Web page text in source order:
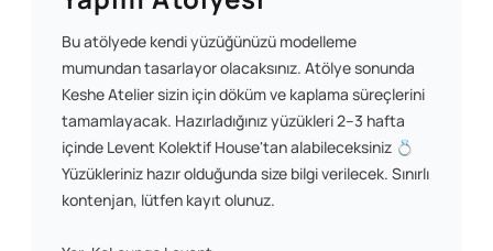
Bu atölyede kendi yüzüğünüzü modelleme
mumundan tasarlayor olacaksınız. Atölye sonunda
Keshe Atelier sizin için döküm ve kaplama süreçlerini
tamamlayacak. Hazırladığınız yüzükleri 2–3 hafta
içinde Levent Kolektif House'tan alabileceksiniz 💍
Yüzükleriniz hazır olduğunda size bilgi verilecek. Sınırlı
kontenjan, lütfen kayıt olunuz.